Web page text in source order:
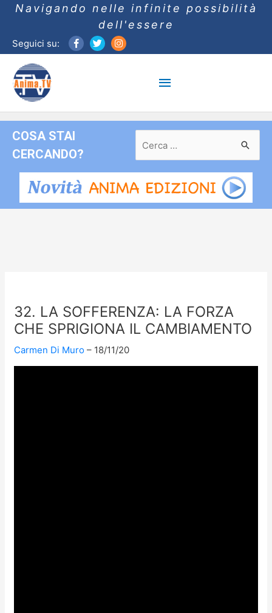
Navigando nelle infinite possibilità
dell'essere
Seguici su:
Menu
principale
COSA STAI
CERCANDO?
per:
32. LA SOFFERENZA: LA FORZA
CHE SPRIGIONA IL CAMBIAMENTO
Carmen Di Muro 18/11/20